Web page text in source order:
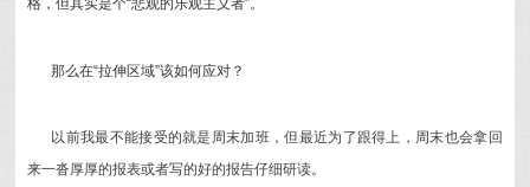
格，但其实是个“悲观的乐观主义者”。
那么在“拉伸区域”该如何应对？
以前我最不能接受的就是周末加班，但最近为了跟得上，周末也会拿回
来一沓厚厚的报表或者写的好的报告仔细研读。